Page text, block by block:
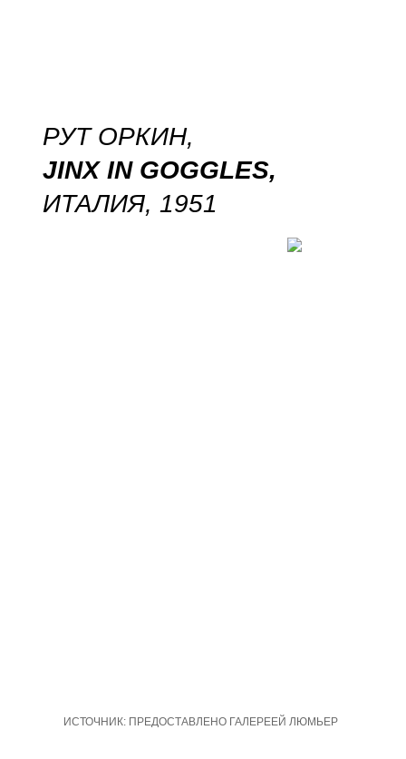
РУТ ОРКИН,
JINX IN GOGGLES,
ИТАЛИЯ, 1951
ИСТОЧНИК: ПРЕДОСТАВЛЕНО ГАЛЕРЕЕЙ ЛЮМЬЕР